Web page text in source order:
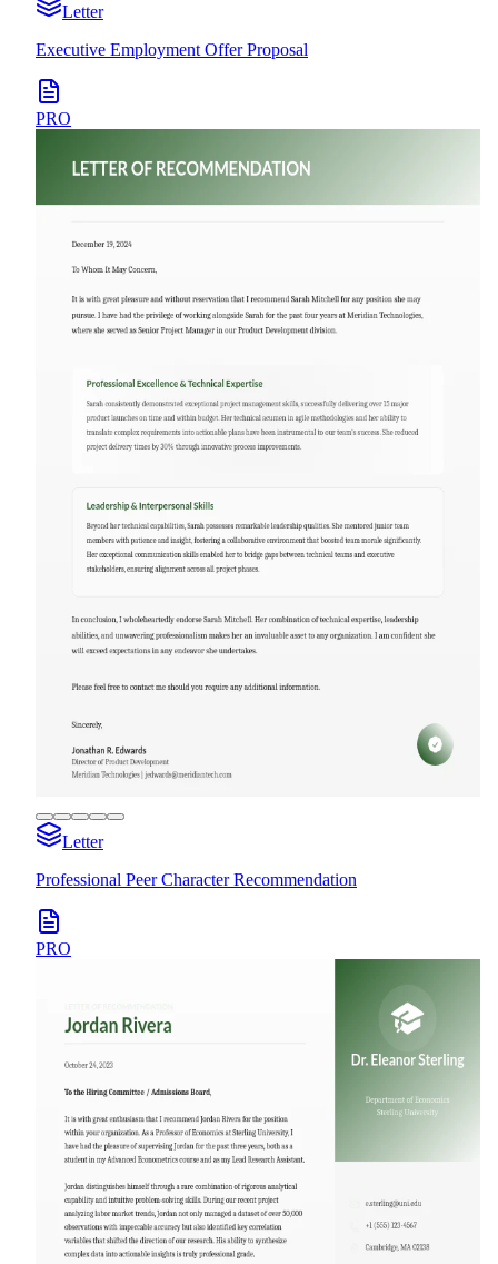
Letter
Executive Employment Offer Proposal
PRO
Letter
Professional Peer Character Recommendation
PRO